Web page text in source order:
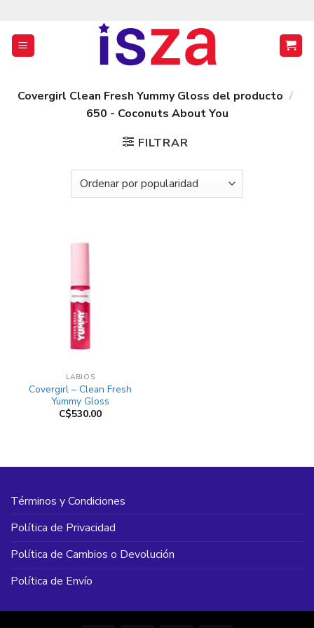
contenido
Covergirl Clean Fresh Yummy Gloss del producto /
650 - Coconuts About You
FILTRAR
LABIOS
Covergirl – Clean Fresh
Yummy Gloss
C$530.00
Términos y Condiciones
Política de Privacidad
Política de Cambios o Devolución
Política de Envío